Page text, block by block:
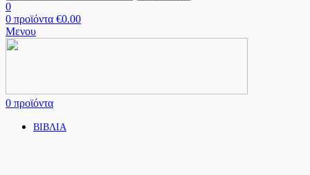
0
0 προϊόντα €0.00
Μενου
0 προϊόντα
ΒΙΒΛΙΑ